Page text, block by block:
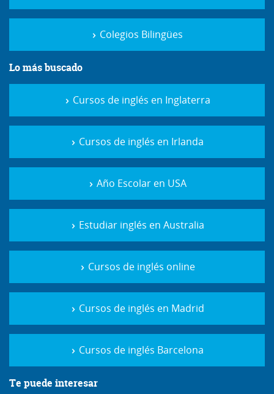
Colegios Bilingües
Lo más buscado
Cursos de inglés en Inglaterra
Cursos de inglés en Irlanda
Año Escolar en USA
Estudiar inglés en Australia
Cursos de inglés online
Cursos de inglés en Madrid
Cursos de inglés Barcelona
Te puede interesar